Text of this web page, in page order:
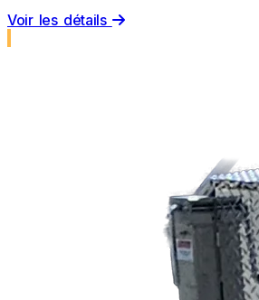
Voir les détails